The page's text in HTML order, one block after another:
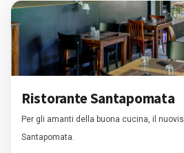
Ristorante Santapomata
Per gli amanti della buona cucina, il
Santapomata.